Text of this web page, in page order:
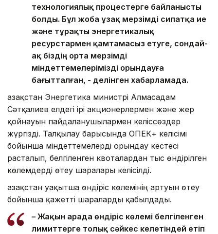
технологиялық процестерге байланысты
болды. Бұл жоба ұзақ мерзімді сипатқа ие
және тұрақты энергетикалық
ресурстармен қамтамасыз етуге, сондай-
ақ біздің орта мерзімді
міндеттемелерімізді орындауға
бағытталған, - делінген хабарламада.
Қазақстан Энергетика министрі Алмасадам
Сәтқалиев елдегі ірі акционерлермен және жер
қойнауын пайдаланушылармен келіссөздер
жүргізді. Талқылау барысында ОПЕК+ келісімі
бойынша міндеттемелерді орындау кестесі
расталып, белгіленген квоталардан тыс өндірілген
көлемдерді өтеу шаралары келісілді.
Қазақстан уақытша өндіріс көлемінің артуын өтеу
бойынша қажетті шараларды қабылдады.
– Жақын арада өндіріс көлемі белгіленген
лимиттерге толық сәйкес келетіндей етіп